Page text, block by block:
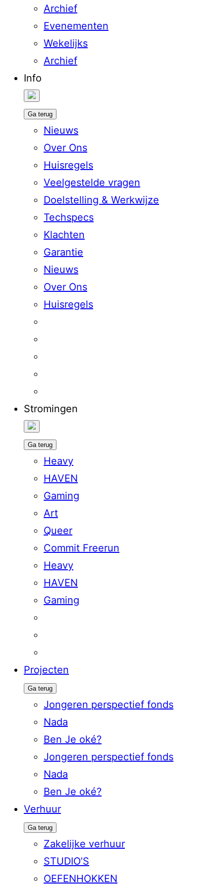
Archief
Evenementen
Wekelijks
Archief
Info
Ga terug
Nieuws
Over Ons
Huisregels
Veelgestelde vragen
Doelstelling & Werkwijze
Techspecs
Klachten
Garantie
Nieuws
Over Ons
Huisregels
Stromingen
Ga terug
Heavy
HAVEN
Gaming
Art
Queer
Commit Freerun
Heavy
HAVEN
Gaming
Projecten
Ga terug
Jongeren perspectief fonds
Nada
Ben Je oké?
Jongeren perspectief fonds
Nada
Ben Je oké?
Verhuur
Ga terug
Zakelijke verhuur
STUDIO’S
OEFENHOKKEN